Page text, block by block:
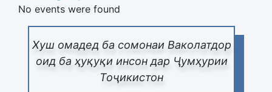
Хуш омадед ба сомонаи Ваколатдор
оид ба ҳуқуқи инсон дар Ҷумҳурии
Тоҷикистон
No events were found